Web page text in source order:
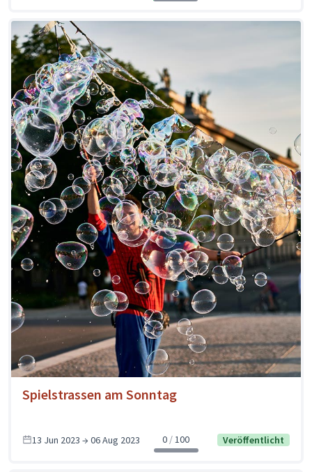
Spielstrassen am Sonntag
13 Jun 2023 → 06 Aug 2023 0 100 Veröffentlicht